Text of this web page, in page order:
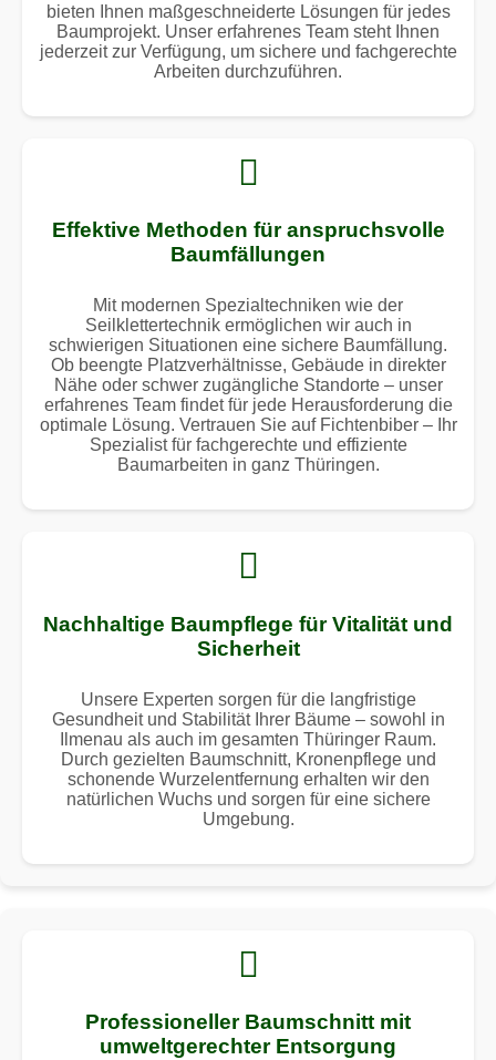
bieten Ihnen maßgeschneiderte Lösungen für jedes
Baumprojekt. Unser erfahrenes Team steht Ihnen
jederzeit zur Verfügung, um sichere und fachgerechte
Arbeiten durchzuführen.
Effektive Methoden für anspruchsvolle
Baumfällungen
Mit modernen Spezialtechniken wie der
Seilklettertechnik ermöglichen wir auch in
schwierigen Situationen eine sichere Baumfällung.
Ob beengte Platzverhältnisse, Gebäude in direkter
Nähe oder schwer zugängliche Standorte – unser
erfahrenes Team findet für jede Herausforderung die
optimale Lösung. Vertrauen Sie auf Fichtenbiber – Ihr
Spezialist für fachgerechte und effiziente
Baumarbeiten in ganz Thüringen.
Nachhaltige Baumpflege für Vitalität und
Sicherheit
Unsere Experten sorgen für die langfristige
Gesundheit und Stabilität Ihrer Bäume – sowohl in
Ilmenau als auch im gesamten Thüringer Raum.
Durch gezielten Baumschnitt, Kronenpflege und
schonende Wurzelentfernung erhalten wir den
natürlichen Wuchs und sorgen für eine sichere
Umgebung.
Professioneller Baumschnitt mit
umweltgerechter Entsorgung